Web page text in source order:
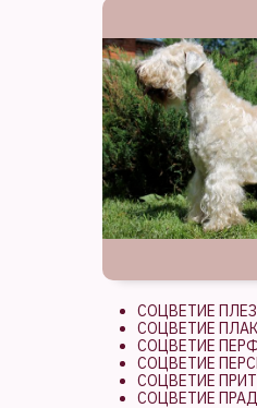
СОЦВЕТИЕ
СОЦВЕТИЕ
СОЦВЕТИЕ
СОЦВЕТИЕ
СОЦВЕТИЕ
СОЦВЕТИЕ